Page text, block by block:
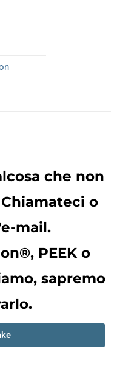
che non
o
mail.
PEEK o
sapremo